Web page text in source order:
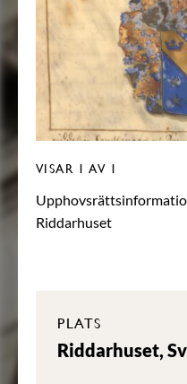
VISAR 1 AV 1
Riddarhuset
PLATS
Riddarhuset,